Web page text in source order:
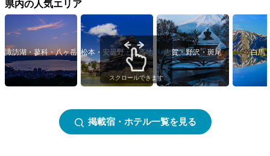
県内の人気エリア
諏訪湖・蓼科・八ヶ岳 松本・安曇野・上高地 志賀・野沢・斑尾 白馬
スクロールできます
掲載宿・ホテル一覧を見る